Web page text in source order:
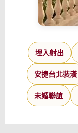
埋入射出
安捷台北裝潢
未婚聯誼